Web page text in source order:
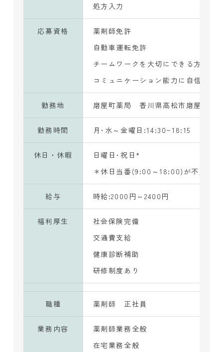
処方入力
応募資格
薬剤師免許
自動車運転免許
チームワークを大切にできる方
コミュニケーション能力に自信のあ
勤務地 磨屋町薬局 香川県高松市磨屋町10-
勤務時間 月･水～金曜日:14:30~18:15
休日・休暇
日曜日･祝日*
＊休日当番(9:00～18:00)が不定期
給与 時給:2000円～2400円
福利厚生
社会保険完備
交通費支給
健康診断補助
研修制度あり
職種 薬剤師 正社員
業務内容
薬剤師業務全般
在宅業務全般